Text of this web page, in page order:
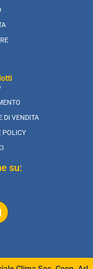
DI VENDITA
POLICY
su: